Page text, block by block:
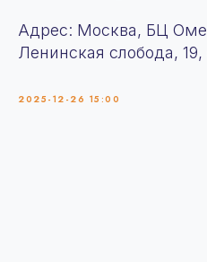
Адрес: Москва, БЦ
Ленинская слобода, 19,
2025-12-26 15:00